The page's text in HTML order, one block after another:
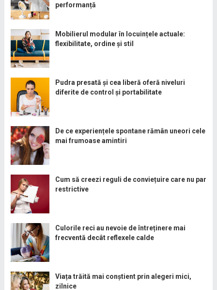
performanță
Mobilierul modular în locuințele actuale:
flexibilitate, ordine și stil
Pudra presată și cea liberă oferă niveluri
diferite de control și portabilitate
De ce experiențele spontane rămân uneori cele
mai frumoase amintiri
Cum să creezi reguli de conviețuire care nu par
restrictive
Culorile reci au nevoie de întreținere mai
frecventă decât reflexele calde
Viața trăită mai conștient prin alegeri mici,
zilnice